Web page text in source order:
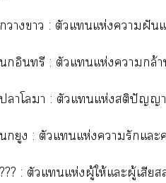
าา : ตัวแแห่งาฝัน
อินทรี : ตัวแแห่งากล้
าโา : ตัวแแห่งสติปัญญา
นกยูง : ตัวแแห่งารักแะ
??? : ตัวแแห่งผู้ให้แะผู้เสีย